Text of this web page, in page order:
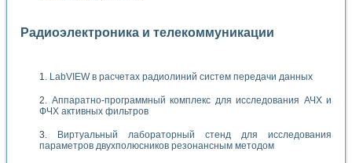
Радиоэлектроника и телекоммуникации
LabVIEW в расчетах радиолиний систем передачи данных
Аппаратно-программный комплекс для исследования АЧХ и
ФЧХ активных фильтров
Виртуальный лабораторный стенд для исследования
параметров двухполюсников резонансным методом